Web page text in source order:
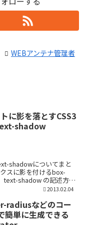
WEBアンテナ管理者
に影を落とすCSS3
shadow
shadowについてまと
スに影を付けるbox-
text-shadow の記述方法
2013.02.04
radiusなどのコー
簡単に生成できる